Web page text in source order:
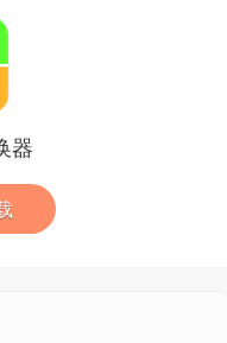
器